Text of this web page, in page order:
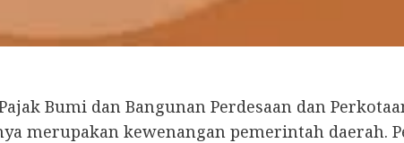
Bumi dan Bangunan Perdesaan dan
merupakan kewenangan pemerintah daerah.